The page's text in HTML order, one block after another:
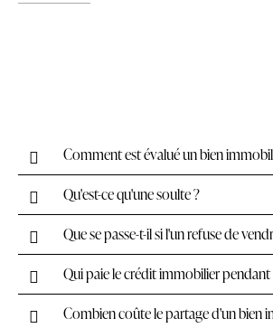
Comment est évalué un bien
Qu'est-ce qu'une soulte ?
Que se passe-t-il si l'un refuse de
Qui paie le crédit immobilier
Combien coûte le partage d'un bien